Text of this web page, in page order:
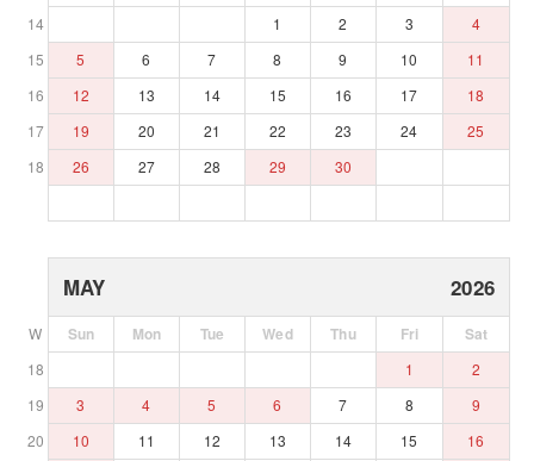
14 1 2 3
4
15
5 6 7 8 9 10
11
16
12 13 14 15 16 17
18
17
19 20 21 22 23 24
25
18
26 27 28 29 30
MAY 2026
W Sun Mon Tue Wed Thu Fri Sat
18 1
2
19
3 4 5 6 7 8
9
20
10 11 12 13 14 15
16